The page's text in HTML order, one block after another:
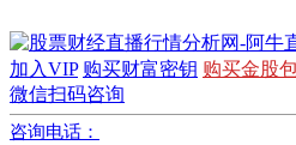
加入VIP 购买财富密钥 购买金股
微信扫码咨询
咨询电话：